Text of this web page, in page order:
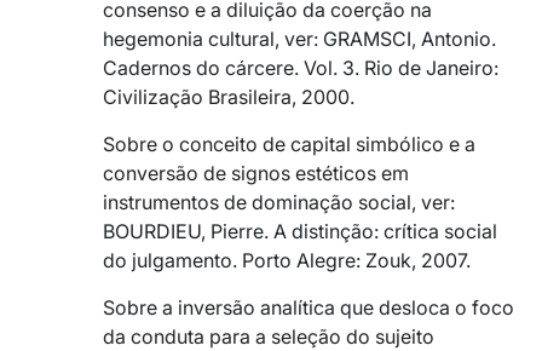
consenso e a diluição da coerção na
hegemonia cultural, ver: GRAMSCI, Antonio.
Cadernos do cárcere. Vol. 3. Rio de Janeiro:
Civilização Brasileira, 2000.
Sobre o conceito de capital simbólico e a
conversão de signos estéticos em
instrumentos de dominação social, ver:
BOURDIEU, Pierre. A distinção: crítica social
do julgamento. Porto Alegre: Zouk, 2007.
Sobre a inversão analítica que desloca o foco
da conduta para a seleção do sujeito